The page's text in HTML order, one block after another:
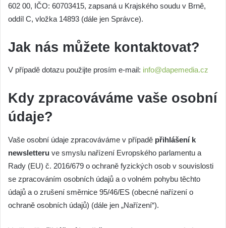
602 00, IČO: 60703415, zapsaná u Krajského soudu v Brně,
oddíl C, vložka 14893 (dále jen Správce).
Jak nás můžete kontaktovat?
V případě dotazu použijte prosím e-mail: info@dapemedia.cz
Kdy zpracováváme vaše osobní
údaje?
Vaše osobní údaje zpracováváme v případě přihlášení k
newsletteru ve smyslu nařízení Evropského parlamentu a
Rady (EU) č. 2016/679 o ochraně fyzických osob v souvislosti
se zpracováním osobních údajů a o volném pohybu těchto
údajů a o zrušení směrnice 95/46/ES (obecné nařízení o
ochraně osobních údajů) (dále jen „Nařízení“).